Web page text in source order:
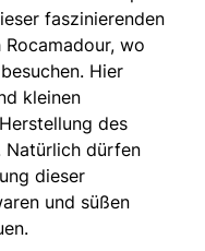
faszinierenden
wo
Hier
kleinen
des
Natürlich dürfen
dieser
und süßen